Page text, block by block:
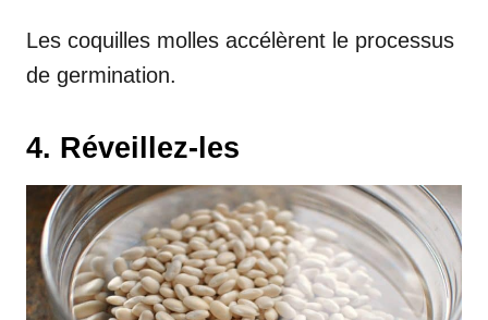
Les coquilles molles accélèrent le processus
de germination.
4. Réveillez-les